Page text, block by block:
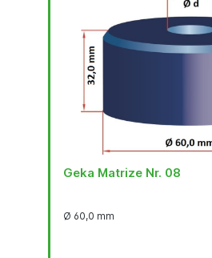
Geka Matrize Nr. 08
Ø 60,0 mm